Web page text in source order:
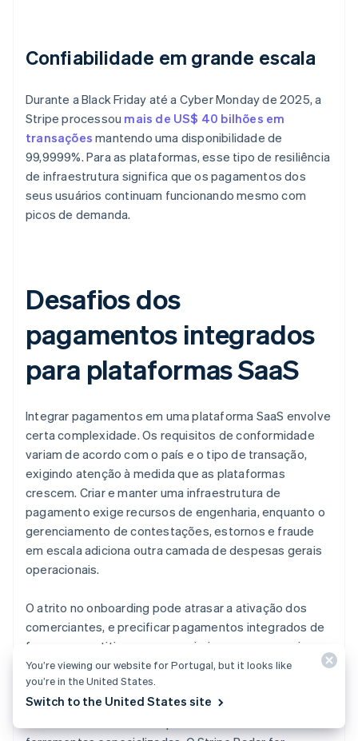
Confiabilidade em grande escala
Durante a Black Friday até a Cyber Monday de 2025, a
Stripe processou mais de US$ 40 bilhões em
transações mantendo uma disponibilidade de
99,9999%. Para as plataformas, esse tipo de resiliência
de infraestrutura significa que os pagamentos dos
seus usuários continuam funcionando mesmo com
picos de demanda.
Desafios dos
pagamentos integrados
para plataformas SaaS
Integrar pagamentos em uma plataforma SaaS envolve
certa complexidade. Os requisitos de conformidade
variam de acordo com o país e o tipo de transação,
exigindo atenção à medida que as plataformas
crescem. Criar e manter uma infraestrutura de
pagamento exige recursos de engenharia, enquanto o
gerenciamento de contestações, estornos e fraude
em escala adiciona outra camada de despesas gerais
operacionais.
O atrito no onboarding pode atrasar a ativação dos
comerciantes, e precificar pagamentos integrados de
forma competitiva sem comprimir as margens exige
uma estratégia cuidadosa. Soluções como o Stripe
Connect resolvem muitos desses desafios
prontamente. Plataformas que gerenciam fraude e
You’re viewing our website for Portugal, but it looks like
you’re in the United States.
Switch to the United States site